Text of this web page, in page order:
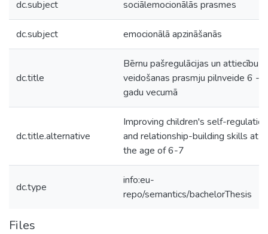
dc.subject sociālemocionālās prasmes
dc.subject emocionālā apzināšanās
dc.title
Bērnu pašregulācijas un attiecību
veidošanas prasmju pilnveide 6 - 7
gadu vecumā
dc.title.alternative
Improving children's self-regulation
and relationship-building skills at
the age of 6-7
dc.type
info:eu-
repo/semantics/bachelorThesis
Files